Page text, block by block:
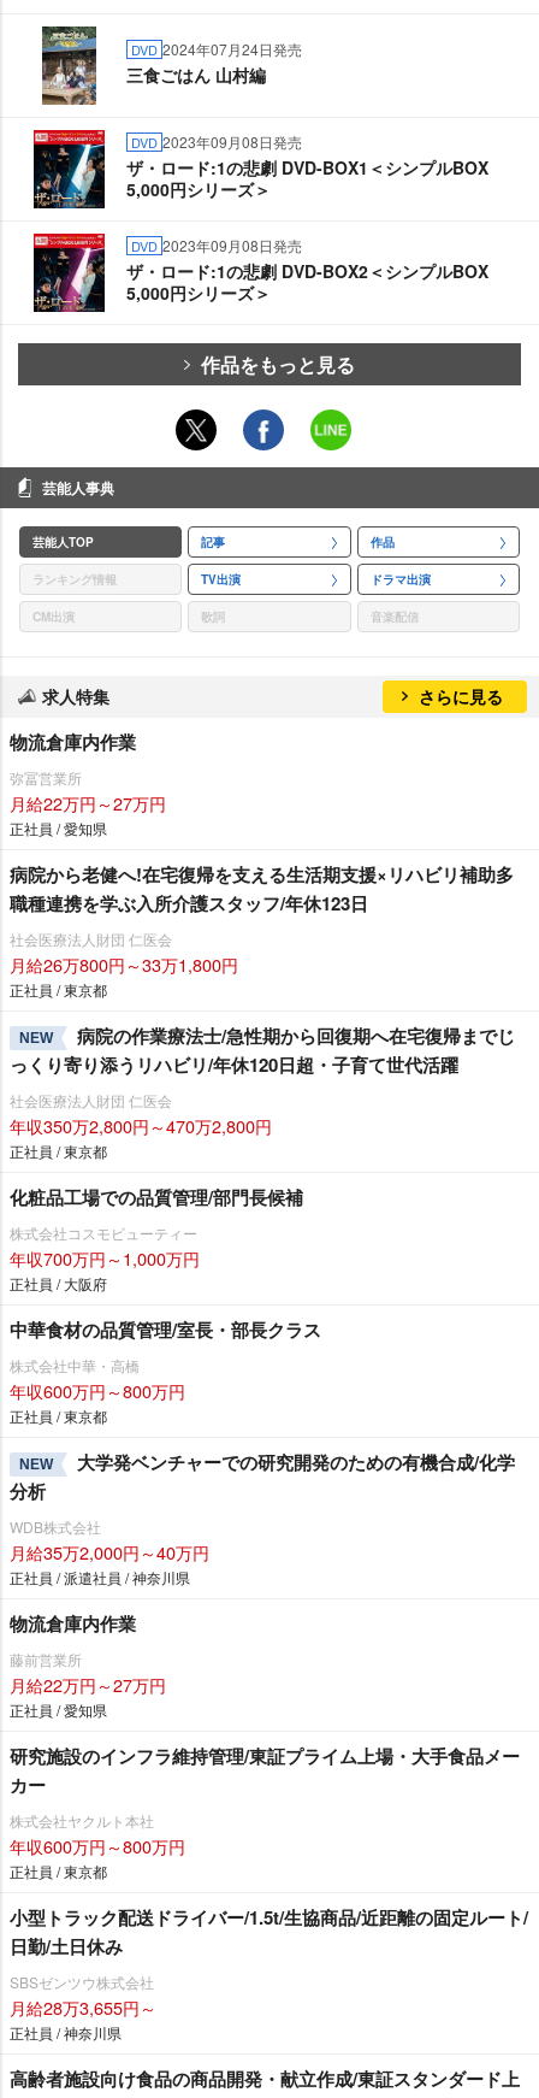
DVD 2024年07月24日発売
三食ごはん 山村編
DVD 2023年09月08日発売
ザ・ロード:1の悲劇 DVD-BOX1＜シンプルBOX
5,000円シリーズ＞
DVD 2023年09月08日発売
ザ・ロード:1の悲劇 DVD-BOX2＜シンプルBOX
5,000円シリーズ＞
作品をもっと見る
芸能人事典
芸能人TOP 記事 作品
ランキング情報 TV出演 ドラマ出演
CM出演 歌詞 音楽配信
求人特集 さらに見る
物流倉庫内作業
弥冨営業所
月給22万円～27万円
正社員 / 愛知県
病院から老健へ!在宅復帰を支える生活期支援×リハビリ補助多
職種連携を学ぶ入所介護スタッフ/年休123日
社会医療法人財団 仁医会
月給26万800円～33万1,800円
正社員 / 東京都
NEW
病院の作業療法士/急性期から回復期へ在宅復帰までじ
っくり寄り添うリハビリ/年休120日超・子育て世代活躍
社会医療法人財団 仁医会
年収350万2,800円～470万2,800円
正社員 / 東京都
化粧品工場での品質管理/部門長候補
株式会社コスモビューティー
年収700万円～1,000万円
正社員 / 大阪府
中華食材の品質管理/室長・部長クラス
株式会社中華・高橋
年収600万円～800万円
正社員 / 東京都
NEW
大学発ベンチャーでの研究開発のための有機合成/化学
分析
WDB株式会社
月給35万2,000円～40万円
正社員 / 派遣社員 / 神奈川県
物流倉庫内作業
藤前営業所
月給22万円～27万円
正社員 / 愛知県
研究施設のインフラ維持管理/東証プライム上場・大手食品メー
カー
株式会社ヤクルト本社
年収600万円～800万円
正社員 / 東京都
小型トラック配送ドライバー/1.5t/生協商品/近距離の固定ルート/
日勤/土日休み
SBSゼンツウ株式会社
月給28万3,655円～
正社員 / 神奈川県
高齢者施設向け食品の商品開発・献立作成/東証スタンダード上